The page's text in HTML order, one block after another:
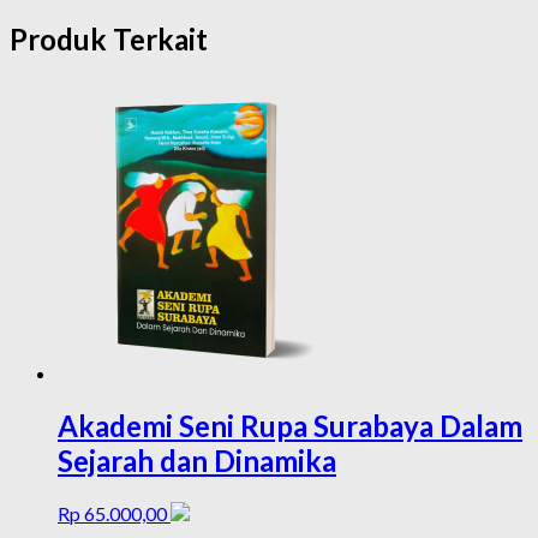
Produk Terkait
Akademi Seni Rupa Surabaya Dalam
Sejarah dan Dinamika
Rp 65.000,00